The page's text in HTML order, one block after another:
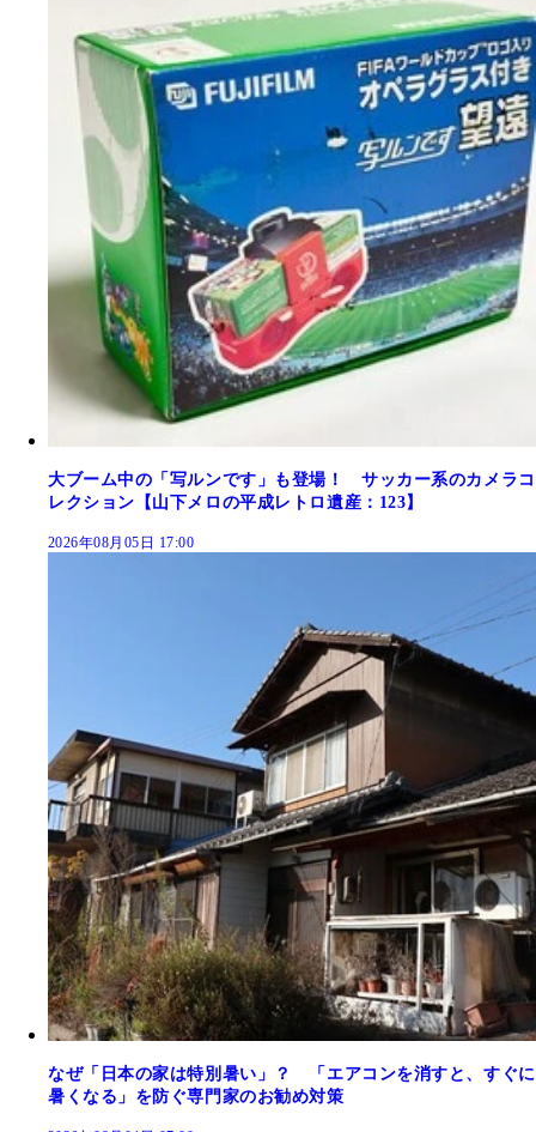
大ブーム中の「写ルンです」も登場！ サッカー系のカメラコ
レクション【山下メロの平成レトロ遺産：123】
2026年08月05日 17:00
なぜ「日本の家は特別暑い」？ 「エアコンを消すと、すぐに
暑くなる」を防ぐ専門家のお勧め対策